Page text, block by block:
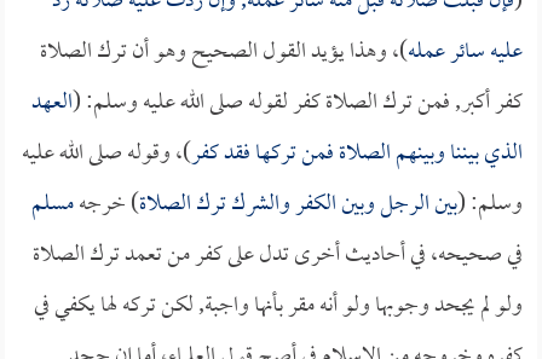
عليه سائر عمله)، وهذا يؤيد القول الصحيح وهو أن ترك الصلاة
كفر أكبر, فمن ترك الصلاة كفر لقوله صلى الله عليه وسلم: (العهد
الذي بيننا وبينهم الصلاة فمن تركها فقد كفر)، وقوله صلى الله عليه
وسلم: (بين الرجل وبين الكفر والشرك ترك الصلاة) خرجهمسلم
في صحيحه، في أحاديث أخرى تدل على كفر من تعمد ترك الصلاة
ولو لم يجحد وجوبها ولو أنه مقر بأنها واجبة, لكن تركه لها يكفي في